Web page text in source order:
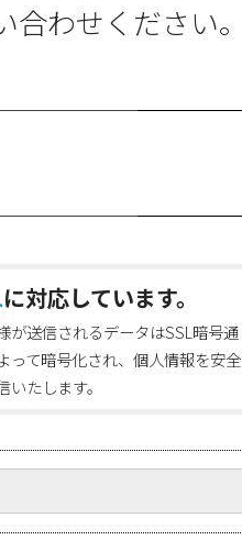
わせください。
に対応しています。
が送信されるデータはSSL暗号通
って暗号化され、個人情報を安全
いたします。